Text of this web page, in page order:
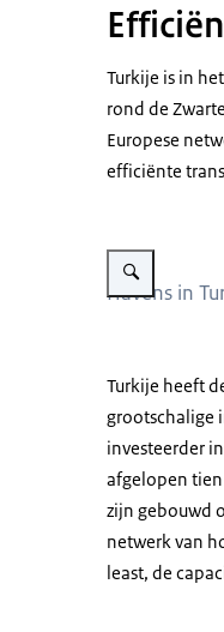
Turkije is in
rond de
Europese
efficiënte
Vergroot
Havens in
Turkije heeft
grootschalige
investeerder
afgelopen
zijn gebouwd
netwerk van
least, de